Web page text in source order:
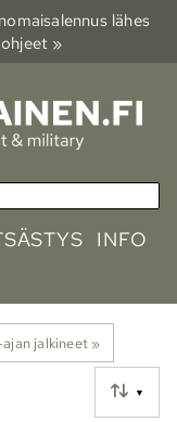
lähes
»
INFO
jalkineet ‪»
▼